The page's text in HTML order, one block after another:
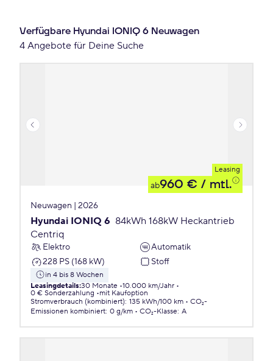
Verfügbare Hyundai IONIQ 6 Neuwagen
4 Angebote für Deine Suche
Leasing
ab960 € / mtl.
Neuwagen | 2026
Hyundai IONIQ 6 84kWh 168kW Heckantrieb
Centriq
Elektro
Automatik
228 PS (168 kW)
Stoff
in 4 bis 8 Wochen
Leasingdetails:30 Monate 10.000 km/Jahr
0 € Sonderzahlung
mit Kaufoption
Stromverbrauch (kombiniert): 135 kWh/100 km
CO₂-
Emissionen kombiniert: 0 g/km CO₂-Klasse: A